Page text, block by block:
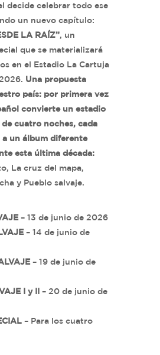
decide celebrar todo ese
un nuevo capítulo:
LA RAÍZ”, un
que se materializará
en el Estadio La Cartuja
Una propuesta
país: por primera vez
convierte un estadio
cuatro noches, cada
a un álbum diferente
esta última década:
La cruz del mapa,
y Pueblo salvaje.
– 13 de junio de 2026
– 14 de junio de
– 19 de junio de
I y II – 20 de junio de
– Para los cuatro